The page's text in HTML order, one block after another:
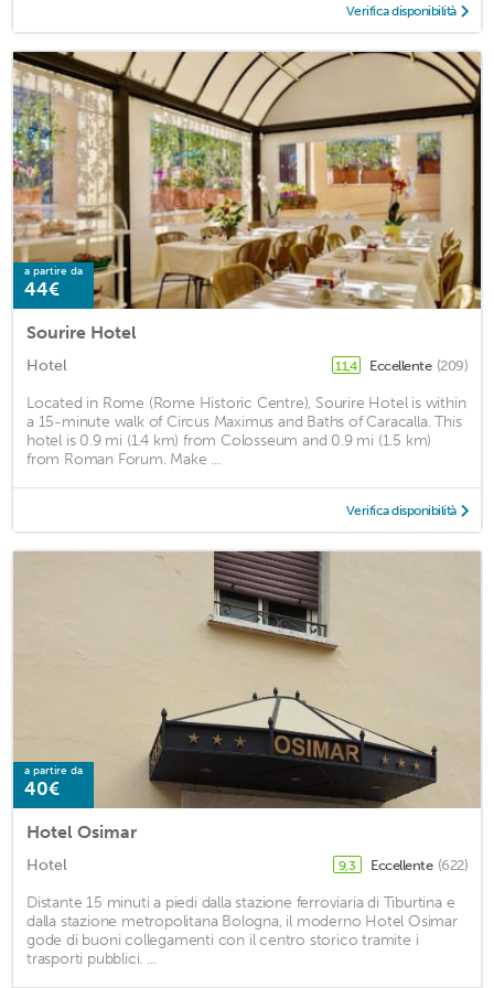
Verifica disponibilità
a partire da
44€
Sourire Hotel
Hotel 11,4 Eccellente (209)
Located in Rome (Rome Historic Centre), Sourire Hotel is within
a 15-minute walk of Circus Maximus and Baths of Caracalla. This
hotel is 0.9 mi (1.4 km) from Colosseum and 0.9 mi (1.5 km)
from Roman Forum. Make ...
Verifica disponibilità
a partire da
40€
Hotel Osimar
Hotel 9,3 Eccellente (622)
Distante 15 minuti a piedi dalla stazione ferroviaria di Tiburtina e
dalla stazione metropolitana Bologna, il moderno Hotel Osimar
gode di buoni collegamenti con il centro storico tramite i
trasporti pubblici. ...